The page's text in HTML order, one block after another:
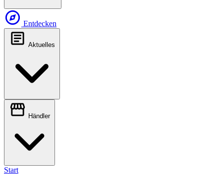
explore Entdecken
article Aktuelles
storefront Händler
Start